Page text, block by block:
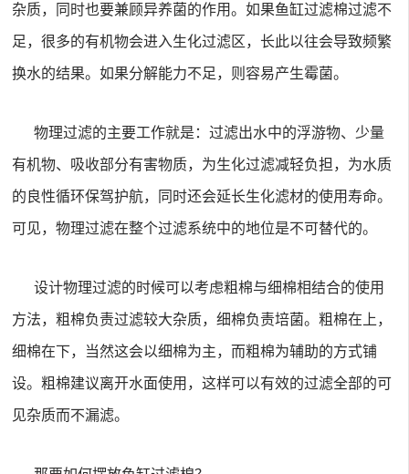
杂质，同时也要兼顾异养菌的作用。如果鱼缸过滤棉过滤不
足，很多的有机物会进入生化过滤区，长此以往会导致频繁
换水的结果。如果分解能力不足，则容易产生霉菌。
物理过滤的主要工作就是：过滤出水中的浮游物、少量
有机物、吸收部分有害物质，为生化过滤减轻负担，为水质
的良性循环保驾护航，同时还会延长生化滤材的使用寿命。
可见，物理过滤在整个过滤系统中的地位是不可替代的。
设计物理过滤的时候可以考虑粗棉与细棉相结合的使用
方法，粗棉负责过滤较大杂质，细棉负责培菌。粗棉在上，
细棉在下，当然这会以细棉为主，而粗棉为辅助的方式铺
设。粗棉建议离开水面使用，这样可以有效的过滤全部的可
见杂质而不漏滤。